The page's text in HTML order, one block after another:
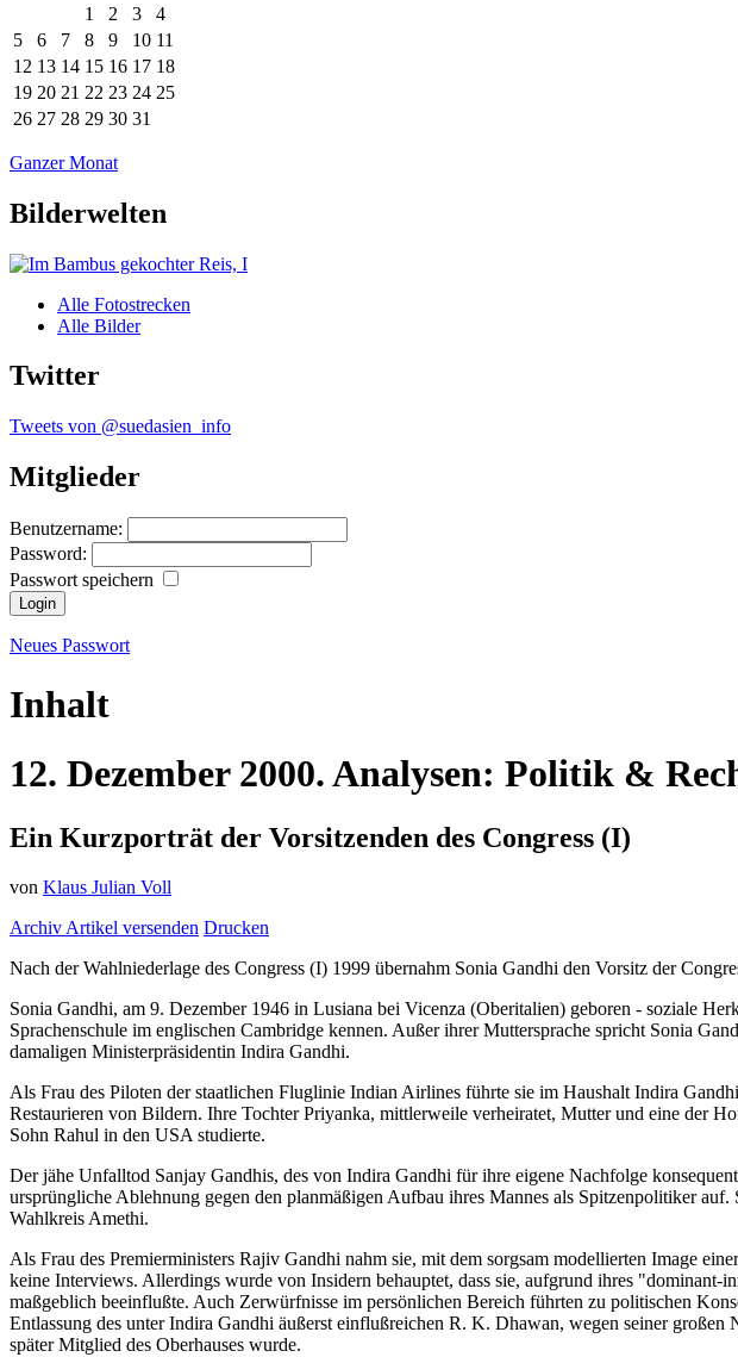
1
2 3
4
5
6 7 8 9 10 11
12 13 14 15 16 17 18
19 20 21 22 23 24 25
26 27 28 29 30 31
Ganzer Monat
Bilderwelten
Alle Fotostrecken
Alle Bilder
Twitter
Tweets von @suedasien_info
Mitglieder
Benutzername:
Password:
Passwort speichern
Neues Passwort
Inhalt
12. Dezember 2000.Analysen: Politik &
Ein Kurzporträt der Vorsitzenden des Congress (I)
von Klaus Julian Voll
ArchivArtikel versenden Drucken
Nach der Wahlniederlage des Congress (I) 1999 übernahm Sonia Gandhi den Vorsitz der
Sonia Gandhi, am 9. Dezember 1946 in Lusiana bei Vicenza (Oberitalien) geboren - soziale
Sprachenschule im englischen Cambridge kennen. Außer ihrer Muttersprache spricht Sonia
damaligen Ministerpräsidentin Indira Gandhi.
Als Frau des Piloten der staatlichen Fluglinie Indian Airlines führte sie im Haushalt Indira
Restaurieren von Bildern. Ihre Tochter Priyanka, mittlerweile verheiratet, Mutter und eine der
Sohn Rahul in den USA studierte.
Der jähe Unfalltod Sanjay Gandhis, des von Indira Gandhi für ihre eigene Nachfolge
ursprüngliche Ablehnung gegen den planmäßigen Aufbau ihres Mannes als Spitzenpolitiker
Wahlkreis Amethi.
Als Frau des Premierministers Rajiv Gandhi nahm sie, mit dem sorgsam modellierten Image
keine Interviews. Allerdings wurde von Insidern behauptet, dass sie, aufgrund ihres
maßgeblich beeinflußte. Auch Zerwürfnisse im persönlichen Bereich führten zu politischen
Entlassung des unter Indira Gandhi äußerst einflußreichen R. K. Dhawan, wegen seiner
später Mitglied des Oberhauses wurde.